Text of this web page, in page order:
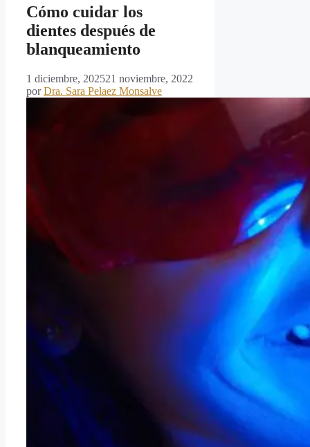
Cómo cuidar los
dientes después de
blanqueamiento
1 diciembre, 202521 noviembre, 2022
porDra. Sara Pelaez Monsalve